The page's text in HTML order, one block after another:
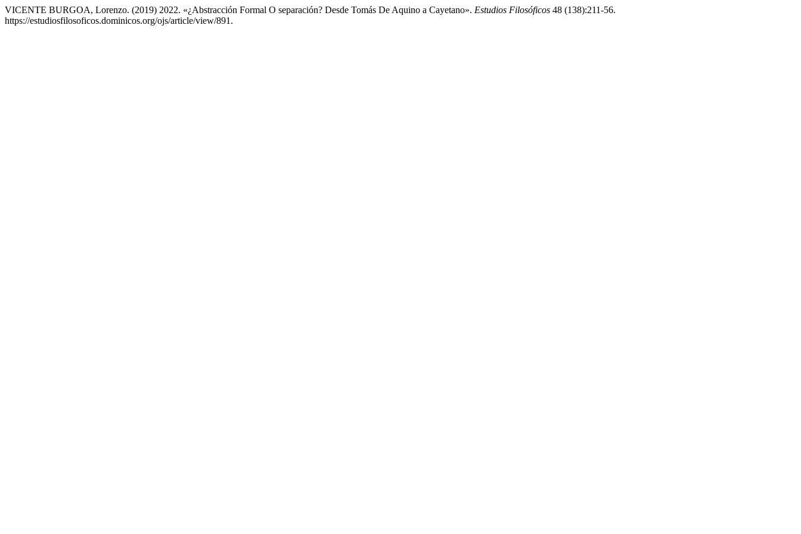
VICENTE BURGOA, Lorenzo. (2019) 2022. «¿Abstracción Formal O separación? Desde Tomás De Aquino a Cayetano». Estudios Filosóficos 48 (138):211-56.
https://estudiosfilosoficos.dominicos.org/ojs/article/view/891.